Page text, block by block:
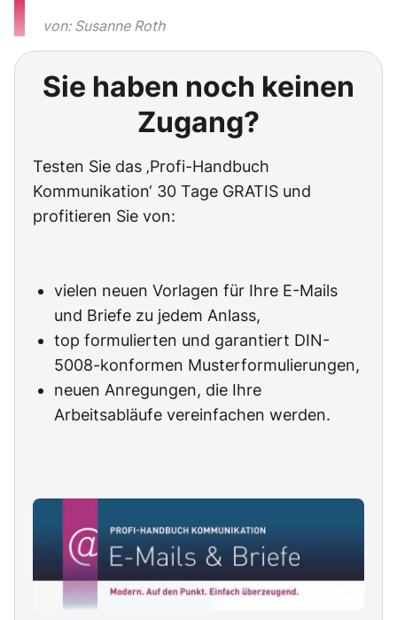
von: Susanne Roth
Sie haben noch keinen
Zugang?
Testen Sie das ‚Profi-Handbuch
Kommunikation‘ 30 Tage GRATIS und
profitieren Sie von:
vielen neuen Vorlagen für Ihre E-Mails
und Briefe zu jedem Anlass,
top formulierten und garantiert DIN-
5008-konformen Musterformulierungen,
neuen Anregungen, die Ihre
Arbeitsabläufe vereinfachen werden.